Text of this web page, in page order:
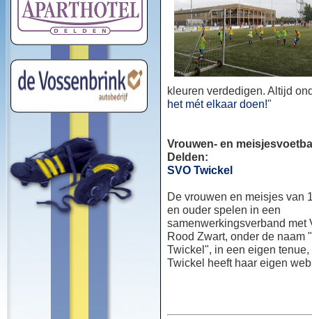
kleuren verdedigen. Altijd
het mét elkaar doen!"
Vrouwen- en
Delden:
SVO Twickel
De vrouwen en meisjes van
en ouder spelen in een
samenwerkingsverband met
Rood Zwart, onder de naam
Twickel", in een eigen
Twickel heeft haar eigen